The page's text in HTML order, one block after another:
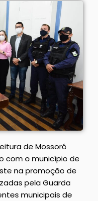
de Mossoró
com o município de
na promoção de
pela Guarda
municipais de